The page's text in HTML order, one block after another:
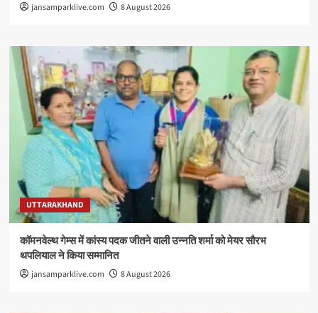
jansamparklive.com 8 August 2026
UTTARAKHAND
कॉमनवेल्थ गेम्स में कांस्य पदक जीतने वाली उन्नति शर्मा को मेयर सौरभ
थपलियाल ने किया सम्मानित
jansamparklive.com 8 August 2026